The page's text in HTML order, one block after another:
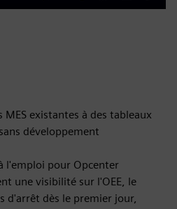
Mute Settings
PIP
Enter
MES existantes à des tableaux
développement
l'emploi pour Opcenter
une visibilité sur l'OEE, le
d'arrêt dès le premier jour,